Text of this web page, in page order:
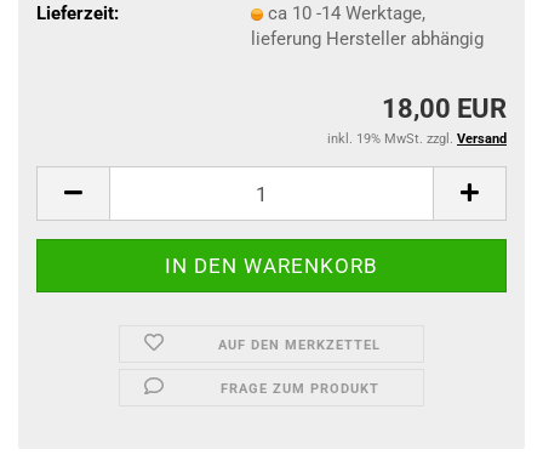
Lieferzeit:
ca 10 -14 Werktage,
lieferung Hersteller abhängig
18,00 EUR
inkl. 19% MwSt. zzgl. Versand
AUF DEN MERKZETTEL
FRAGE ZUM PRODUKT